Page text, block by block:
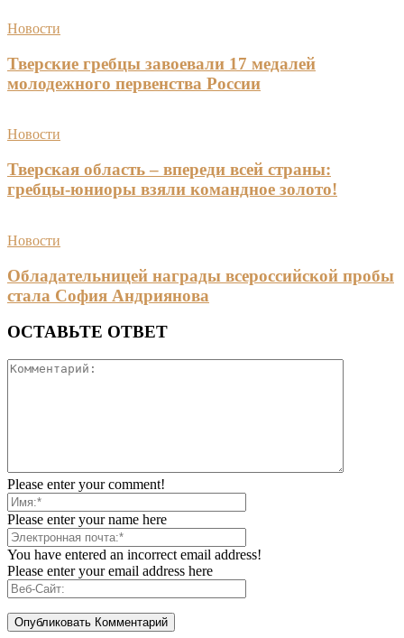
Новости
Тверские гребцы завоевали 17 медалей
молодежного первенства России
Новости
Тверская область – впереди всей страны:
гребцы-юниоры взяли командное золото!
Новости
Обладательницей награды всероссийской пробы
стала София Андриянова
ОСТАВЬТЕ ОТВЕТ
Please enter your comment!
Please enter your name here
You have entered an incorrect email address!
Please enter your email address here